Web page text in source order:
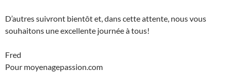
D’autres suivront bientôt et, dans cette attente, nous vous
souhaitons une excellente journée à tous!
Fred
Pour moyenagepassion.com